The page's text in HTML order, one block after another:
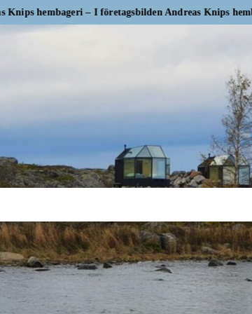
– I företagsbilden Andreas Knips hembageri